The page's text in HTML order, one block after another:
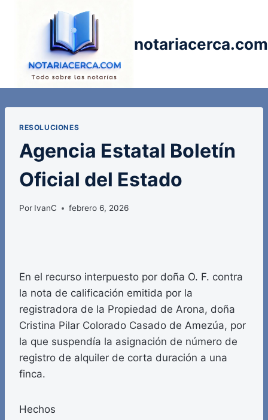
notariacerca.com
RESOLUCIONES
Agencia Estatal Boletín
Oficial del Estado
Por IvanC febrero 6, 2026
En el recurso interpuesto por doña O. F. contra
la nota de calificación emitida por la
registradora de la Propiedad de Arona, doña
Cristina Pilar Colorado Casado de Amezúa, por
la que suspendía la asignación de número de
registro de alquiler de corta duración a una
finca.
Hechos